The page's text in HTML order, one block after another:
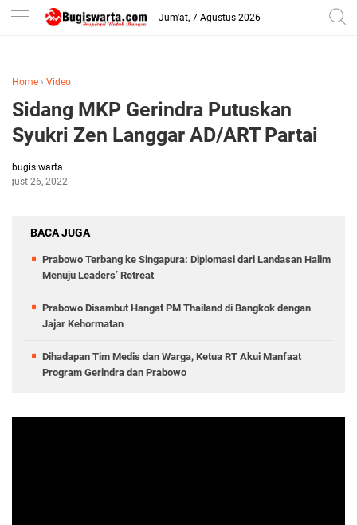
-->
Jum'at, 7 Agustus 2026
Home › Video
Sidang MKP Gerindra Putuskan
Syukri Zen Langgar AD/ART Partai
bugis warta
26, 2022
BACA JUGA
Prabowo Terbang ke Singapura: Diplomasi dari Landasan Halim
Menuju Leaders’ Retreat
Prabowo Disambut Hangat PM Thailand di Bangkok dengan
Jajar Kehormatan
Dihadapan Tim Medis dan Warga, Ketua RT Akui Manfaat
Program Gerindra dan Prabowo